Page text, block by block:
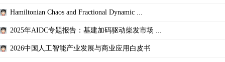
Hamiltonian Chaos and Fractional Dynamic ...
2025年AIDC专题报告：基建加码驱动柴发市场 ...
2026中国人工智能产业发展与商业应用白皮书